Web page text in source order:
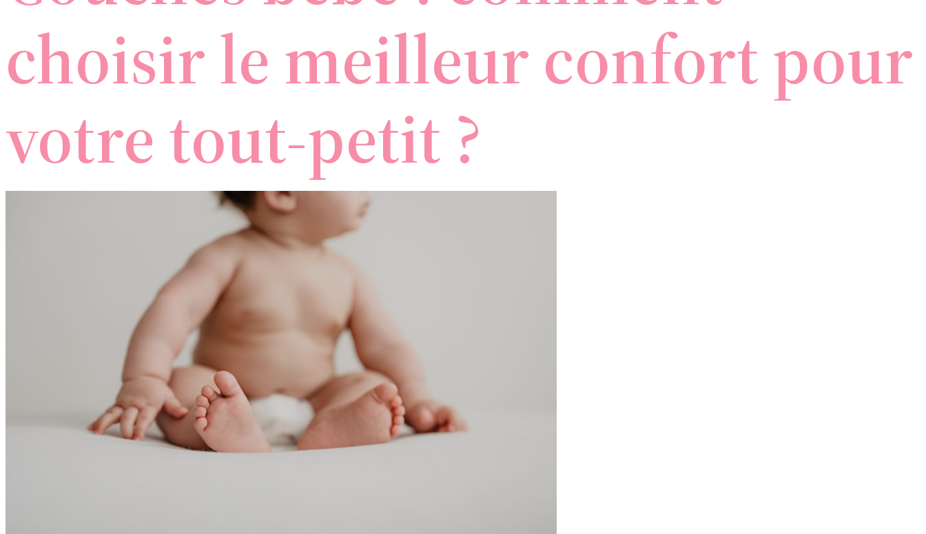
choisir le meilleur confort pour
votre tout-petit ?